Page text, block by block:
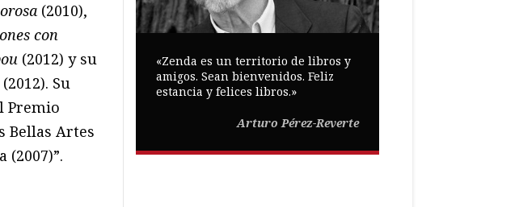
(2010),
con
(2012) y su
Su
Premio
Bellas Artes
(2007)”.
«Zenda es un territorio de libros y
amigos. Sean bienvenidos. Feliz
estancia y felices libros.»
Arturo Pérez-Reverte